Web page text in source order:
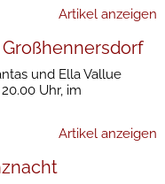
Artikel anzeigen
und Ella Vallue
Uhr, im
Artikel anzeigen